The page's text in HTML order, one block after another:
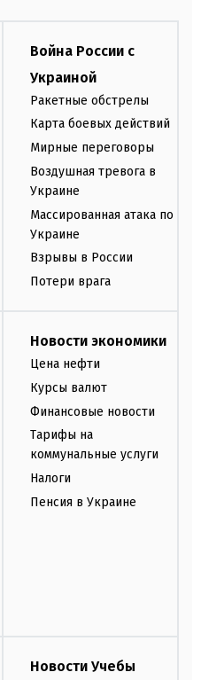
Война России с
Украиной
Ракетные обстрелы
Карта боевых действий
Мирные переговоры
Воздушная тревога в
Украине
Массированная атака по
Украине
Взрывы в России
Потери врага
Новости экономики
Цена нефти
Курсы валют
Финансовые новости
Тарифы на
коммунальные услуги
Налоги
Пенсия в Украине
Новости Учебы